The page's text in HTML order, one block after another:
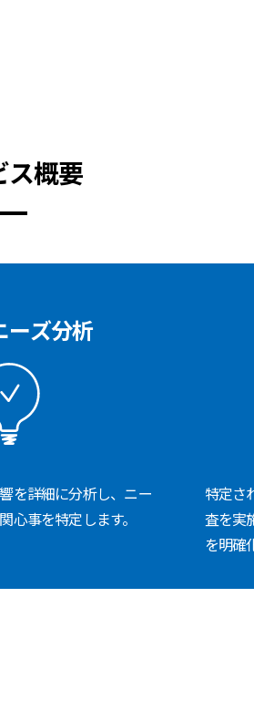
ス概要
ーズ分析
を詳細に分析し、ニー
心事を特定します。
特定さ
査を実
を明確